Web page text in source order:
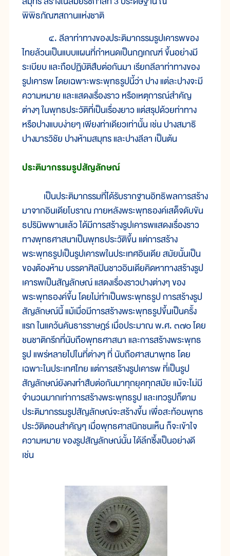
พิพิธภัณฑสถานแห่งชาติ
๔. ลีลาท่าทางของประติมากรรมรูปเคารพของ
ไทยล้วนเป็นแบบแผนที่กำหนดเป็นกฎเกณฑ์ ขึ้นอย่างมี
ระเบียบ และถือปฏิบัติสืบต่อกันมา เรียกลีลาท่าทางของ
รูปเคารพ โดยเฉพาะพระพุทธรูปนี้ว่า ปาง แต่ละปางจะมี
ความหมาย และแสดงเรื่องราว หรือเหตุการณ์สำคัญ
ต่างๆ ในพุทธประวัติที่เป็นเรื่องยาว แต่สรุปด้วยท่าทาง
หรือปางแบบง่ายๆ เพียงท่าเดียวเท่านั้น เช่น ปางสมาธิ
ปางมารวิชัย ปางห้ามสมุทร และปางลีลา เป็นต้น
ประติมากรรมรูปสัญลักษณ์
เป็นประติมากรรมที่ได้รับรากฐานอิทธิพลการสร้าง
มาจากอินเดียโบราณ ภายหลังพระพุทธองค์เสด็จดับขัน
ธปรินิพพานแล้ว ได้มีการสร้างรูปเคารพแสดงเรื่องราว
ทางพุทธศาสนาเป็นพุทธประวัติขึ้น แต่การสร้าง
พระพุทธรูปเป็นรูปเคารพในประเทศอินเดีย สมัยนั้นเป็น
ของต้องห้าม บรรดาศิลปินชาวอินเดียคิดหาทางสร้างรูป
เคารพเป็นสัญลักษณ์ แสดงเรื่องราวปางต่างๆ ของ
พระพุทธองค์ขึ้น โดยไม่ทำเป็นพระพุทธรูป การสร้างรูป
สัญลักษณ์นี้ แม้เมื่อมีการสร้างพระพุทธรูปขึ้นเป็นครั้ง
แรก ในแคว้นคันธารราษฎร์ เมื่อประมาณ พ.ศ. ๓๗๐ โดย
ชนชาติกรีกที่นับถือพุทธศาสนา และการสร้างพระพุทธ
รูป แพร่หลายไปในที่ต่างๆ ที่ นับถือศาสนาพุทธ โดย
เฉพาะในประเทศไทย แต่การสร้างรูปเคารพ ที่เป็นรูป
สัญลักษณ์ยังคงทำสืบต่อกันมาทุกยุคทุกสมัย แม้จะไม่มี
จำนวนมากเท่าการสร้างพระพุทธรูป และเทวรูปก็ตาม
ประติมากรรมรูปสัญลักษณ์จะสร้างขึ้น เพื่อสะท้อนพุทธ
ประวัติตอนสำคัญๆ เมื่อพุทธศาสนิกชนเห็น ก็จะเข้าใจ
ความหมาย ของรูปสัญลักษณ์นั้น ได้ลึกซึ้งเป็นอย่างดี
เช่น